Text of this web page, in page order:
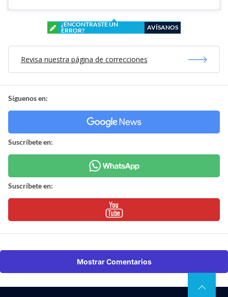
¿ENCONTRASTE UN
ERROR?
AVÍSANOS
Revisa nuestra página de correcciones
Síguenos en:
Suscríbete en:
Suscríbete en:
Mostrar Comentarios